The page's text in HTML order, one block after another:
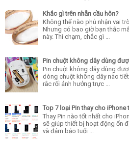
Khắc gì trên nhẫn cầu hôn?
Không thể nào phủ nhận vai
Nhưng có bao giờ bạn thắc
này. Thì chạm, chắc gì ...
Pin chuột không dây dùng
Pin chuột không dây dùng
dòng chuột không dây nào
rắc rối ảnh hưởng trực ...
Top 7 loại Pin thay cho iPhone
Thay Pin nào tốt nhất cho
sẽ giúp thiết bị hoạt động ổn
và đảm bảo tuổi ...